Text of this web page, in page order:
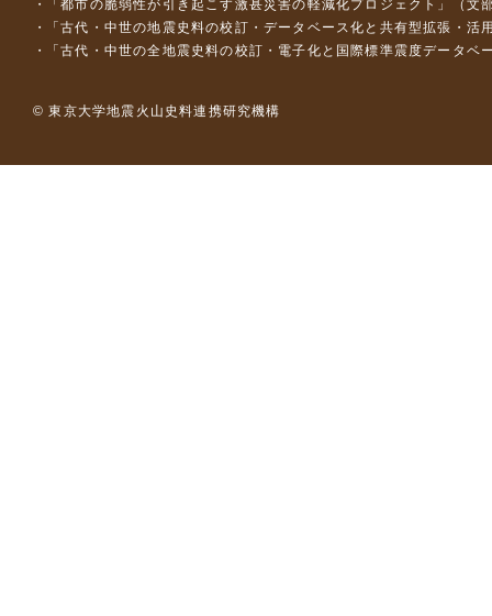
「都市の脆弱性が引き起こす激甚災害の軽減化プロジェクト」（
「古代・中世の地震史料の校訂・データベース化と共有型拡張・
「古代・中世の全地震史料の校訂・電子化と国際標準震度データ
© 東京大学地震火山史料連携研究機構